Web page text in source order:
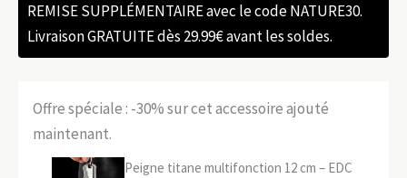
REMISE SUPPLÉMENTAIRE avec le code NATURE30.
Livraison GRATUITE dès 29.99€ avant les soldes.
Offre spéciale : -30% sur cet accessoire ajouté
maintenant.
Peigne titane multifonction 12 cm – EDC